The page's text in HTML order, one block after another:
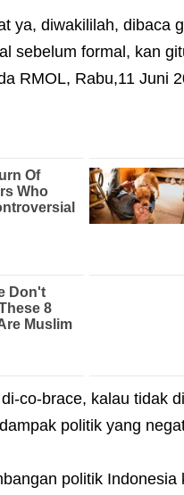
ya, diwakililah, dibaca
sebelum formal, kan
RMOL, Rabu,11 Juni
co-brace, kalau tidak
politik yang
politik Indonesia